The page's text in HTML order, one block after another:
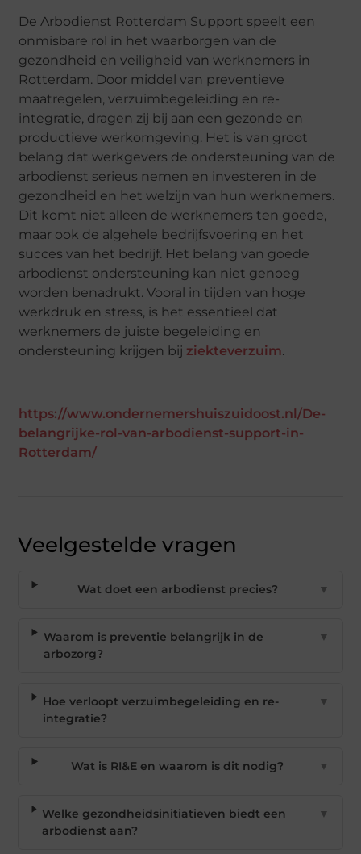
De Arbodienst Rotterdam Support speelt een
onmisbare rol in het waarborgen van de
gezondheid en veiligheid van werknemers in
Rotterdam. Door middel van preventieve
maatregelen, verzuimbegeleiding en re-
integratie, dragen zij bij aan een gezonde en
productieve werkomgeving. Het is van groot
belang dat werkgevers de ondersteuning van de
arbodienst serieus nemen en investeren in de
gezondheid en het welzijn van hun werknemers.
Dit komt niet alleen de werknemers ten goede,
maar ook de algehele bedrijfsvoering en het
succes van het bedrijf. Het belang van goede
arbodienst ondersteuning kan niet genoeg
worden benadrukt. Vooral in tijden van hoge
werkdruk en stress, is het essentieel dat
werknemers de juiste begeleiding en
ondersteuning krijgen bij ziekteverzuim.
https://www.ondernemershuiszuidoost.nl/De-
belangrijke-rol-van-arbodienst-support-in-
Rotterdam/
Veelgestelde vragen
Wat doet een arbodienst precies? ▼
Waarom is preventie belangrijk in de
arbozorg?
▼
Hoe verloopt verzuimbegeleiding en re-
integratie?
▼
Wat is RI&E en waarom is dit nodig? ▼
Welke gezondheidsinitiatieven biedt een
arbodienst aan?
▼